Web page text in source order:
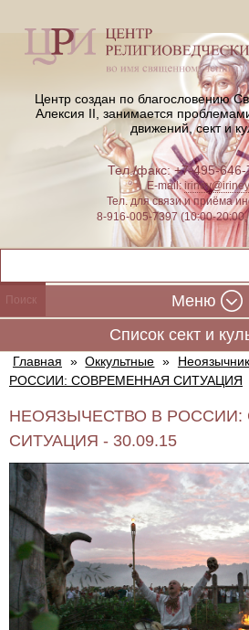
Центр создан по благословению
Алексия II, занимается
движений, сект и
Тел./факс: +7-495-
E-mail:
Тел. для связи и приёма
8-916-005-7397 (10:00-
Меню
Cписок сект и
Главная » Оккультные »
РОССИИ: СОВРЕМЕННАЯ СИТУАЦИЯ
НЕОЯЗЫЧЕСТВО В
СИТУАЦИЯ - 30.09.15